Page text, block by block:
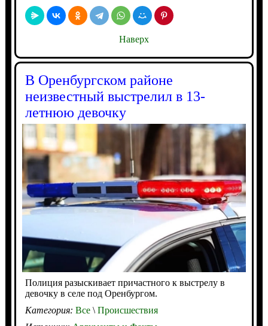
Наверх
В Оренбургском районе
неизвестный выстрелил в 13-
летнюю девочку
Полиция разыскивает причастного к выстрелу в
девочку в селе под Оренбургом.
Категория: Все\Происшествия